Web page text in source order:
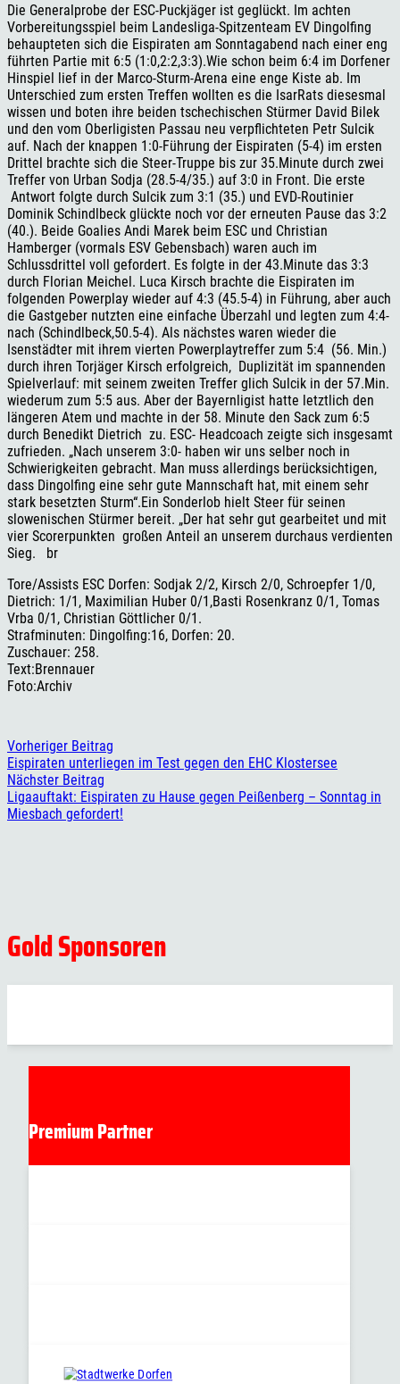
Die Generalprobe der ESC-Puckjäger ist geglückt. Im achten
Vorbereitungsspiel beim Landesliga-Spitzenteam EV Dingolfing
behaupteten sich die Eispiraten am Sonntagabend nach einer eng
führten Partie mit 6:5 (1:0,2:2,3:3).Wie schon beim 6:4 im Dorfener
Hinspiel lief in der Marco-Sturm-Arena eine enge Kiste ab. Im
Unterschied zum ersten Treffen wollten es die IsarRats diesesmal
wissen und boten ihre beiden tschechischen Stürmer David Bilek
und den vom Oberligisten Passau neu verpflichteten Petr Sulcik
auf. Nach der knappen 1:0-Führung der Eispiraten (5-4) im ersten
Drittel brachte sich die Steer-Truppe bis zur 35.Minute durch zwei
Treffer von Urban Sodja (28.5-4/35.) auf 3:0 in Front. Die erste
Antwort folgte durch Sulcik zum 3:1 (35.) und EVD-Routinier
Dominik Schindlbeck glückte noch vor der erneuten Pause das 3:2
(40.). Beide Goalies Andi Marek beim ESC und Christian
Hamberger (vormals ESV Gebensbach) waren auch im
Schlussdrittel voll gefordert. Es folgte in der 43.Minute das 3:3
durch Florian Meichel. Luca Kirsch brachte die Eispiraten im
folgenden Powerplay wieder auf 4:3 (45.5-4) in Führung, aber auch
die Gastgeber nutzten eine einfache Überzahl und legten zum 4:4-
nach (Schindlbeck,50.5-4). Als nächstes waren wieder die
Isenstädter mit ihrem vierten Powerplaytreffer zum 5:4 (56. Min.)
durch ihren Torjäger Kirsch erfolgreich, Duplizität im spannenden
Spielverlauf: mit seinem zweiten Treffer glich Sulcik in der 57.Min.
wiederum zum 5:5 aus. Aber der Bayernligist hatte letztlich den
längeren Atem und machte in der 58. Minute den Sack zum 6:5
durch Benedikt Dietrich zu. ESC- Headcoach zeigte sich insgesamt
zufrieden. „Nach unserem 3:0- haben wir uns selber noch in
Schwierigkeiten gebracht. Man muss allerdings berücksichtigen,
dass Dingolfing eine sehr gute Mannschaft hat, mit einem sehr
stark besetzten Sturm“.Ein Sonderlob hielt Steer für seinen
slowenischen Stürmer bereit. „Der hat sehr gut gearbeitet und mit
vier Scorerpunkten großen Anteil an unserem durchaus verdienten
Sieg. br
Tore/Assists ESC Dorfen: Sodjak 2/2, Kirsch 2/0, Schroepfer 1/0,
Dietrich: 1/1, Maximilian Huber 0/1,Basti Rosenkranz 0/1, Tomas
Vrba 0/1, Christian Göttlicher 0/1.
Strafminuten: Dingolfing:16, Dorfen: 20.
Zuschauer: 258.
Text:Brennauer
Foto:Archiv
Vorheriger Beitrag
Eispiraten unterliegen im Test gegen den EHC Klostersee
Nächster Beitrag
Ligaauftakt: Eispiraten zu Hause gegen Peißenberg – Sonntag in
Miesbach gefordert!
Gold Sponsoren
Premium Partner